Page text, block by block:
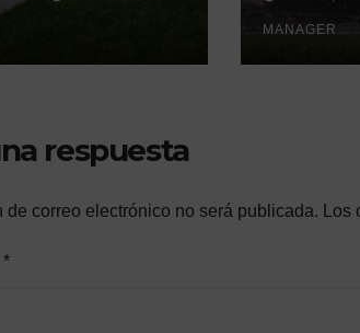
y
un
genera
MANAGER
respuesta
de correo electrónico no será publicada.
*